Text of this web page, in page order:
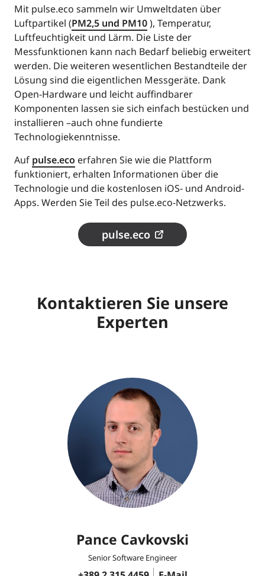
Mit pulse.eco sammeln wir Umweltdaten über
Luftpartikel (PM2,5 und PM10), Temperatur,
Luftfeuchtigkeit und Lärm. Die Liste der
Messfunktionen kann nach Bedarf beliebig erweitert
werden. Die weiteren wesentlichen Bestandteile der
Lösung sind die eigentlichen Messgeräte. Dank
Open-Hardware und leicht auffindbarer
Komponenten lassen sie sich einfach bestücken und
installieren –auch ohne fundierte
Technologiekenntnisse.
Auf pulse.eco erfahren Sie wie die Plattform
funktioniert, erhalten Informationen über die
Technologie und die kostenlosen iOS- und Android-
Apps. Werden Sie Teil des pulse.eco-Netzwerks.
pulse.eco
Kontaktieren Sie unsere
Experten
Pance Cavkovski
Senior Software Engineer